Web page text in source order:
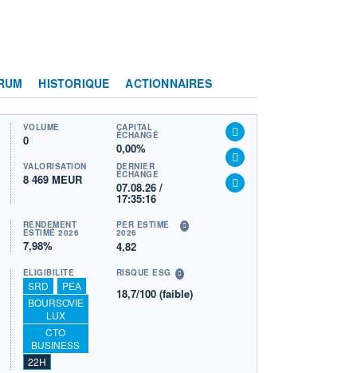
HISTORIQUE ACTIONNAIRES
VOLUME
0
CAPITAL
ÉCHANGÉ
0,00%
VALORISATION
8 469 MEUR
DERNIER
ÉCHANGE
07.08.26 /
17:35:16
RENDEMENT
ESTIMÉ 2026
7,98%
PER ESTIMÉ
2026
4,82
ÉLIGIBILITÉ
SRD
PEA
BOURSOVIE
LUX
CTO
BUSINESS
22H
RISQUE ESG
18,7/100 (faible)